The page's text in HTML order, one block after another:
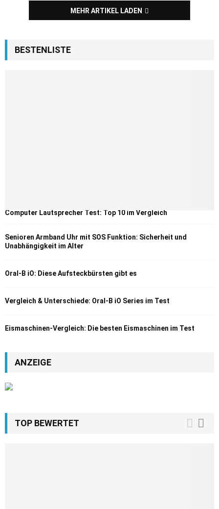
MEHR ARTIKEL LADEN
BESTENLISTE
Computer Lautsprecher Test: Top 10 im Vergleich
Senioren Armband Uhr mit SOS Funktion: Sicherheit und
Unabhängigkeit im Alter
Oral-B iO: Diese Aufsteckbürsten gibt es
Vergleich & Unterschiede: Oral-B iO Series im Test
Eismaschinen-Vergleich: Die besten Eismaschinen im Test
ANZEIGE
TOP BEWERTET